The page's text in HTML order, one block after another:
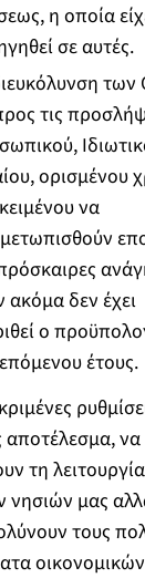
η οποία
σε αυτές.
των
τις
ορισμένου
να
ακόμα δεν έχει
ο
έτους.
αποτέλεσμα, να
τη
νησιών μας
τους
οικονομικών